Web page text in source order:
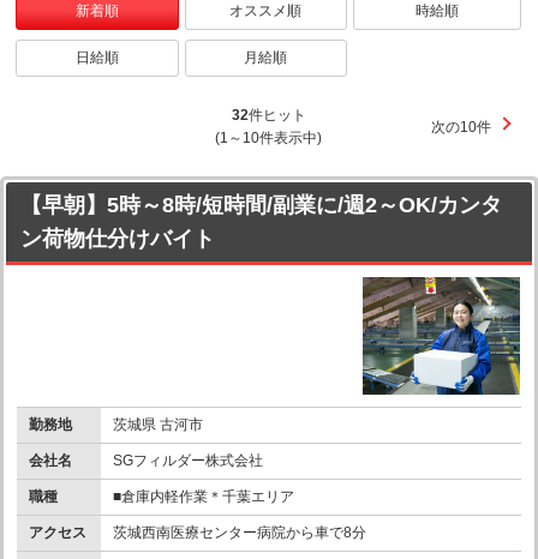
新着順 オススメ順 時給順
日給順 月給順
32件ヒット
(1～10件表示中)
次の10件
【早朝】5時～8時/短時間/副業に/週2～OK/カンタ
ン荷物仕分けバイト
勤務地 茨城県 古河市
会社名 SGフィルダー株式会社
職種 ■倉庫内軽作業＊千葉エリア
アクセス 茨城西南医療センター病院から車で8分